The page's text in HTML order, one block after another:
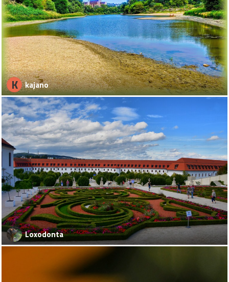
K kajano
Loxodonta